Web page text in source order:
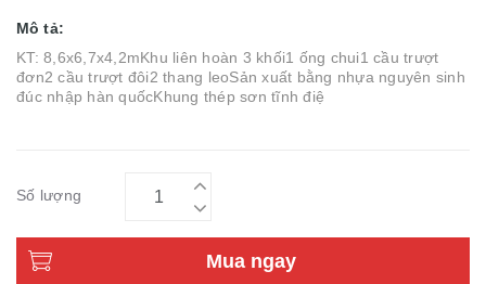
Mô tả:
KT: 8,6x6,7x4,2mKhu liên hoàn 3 khối1 ống chui1 cầu trượt
đơn2 cầu trượt đôi2 thang leoSản xuất bằng nhựa nguyên sinh
đúc nhập hàn quốcKhung thép sơn tĩnh điệ
Số lượng
Mua ngay